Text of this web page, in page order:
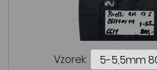
Vzorek: